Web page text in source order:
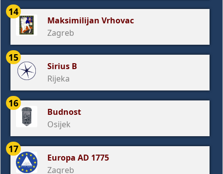
14
Maksimilijan Vrhovac
Zagreb
15
Sirius B
Rijeka
16
Budnost
Osijek
17
Europa AD 1775
Zagreb